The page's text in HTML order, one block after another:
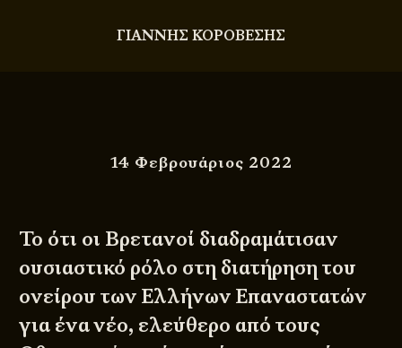
ΓΙΑΝΝΗΣ ΚΟΡΟΒΕΣΗΣ
14 Φεβρουάριος 2022
Το ότι οι Βρετανοί διαδραμάτισαν
ουσιαστικό ρόλο στη διατήρηση του
ονείρου των Ελλήνων Επαναστατών
για ένα νέο, ελεύθερο από τους